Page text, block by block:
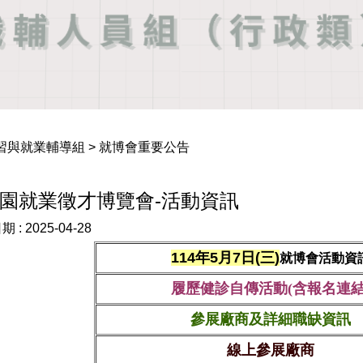
與就業輔導組 > 就博會重要公告
就業徵才博覽會-活動資訊
: 2025-04-28
114年5月7日(三)就博會活動資
履歷健診自傳活動(含報名連
參展廠商及詳細職缺資訊
線上參展廠商